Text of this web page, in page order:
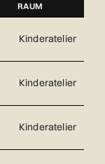
RAUM
Kinderatelier
Kinderatelier
Kinderatelier